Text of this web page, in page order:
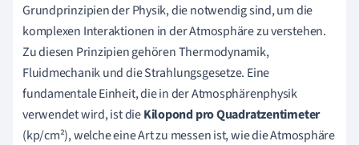
Grundprinzipien der Physik, die notwendig sind, um die
komplexen Interaktionen in der Atmosphäre zu verstehen.
Zu diesen Prinzipien gehören Thermodynamik,
Fluidmechanik und die Strahlungsgesetze. Eine
fundamentale Einheit, die in der Atmosphärenphysik
verwendet wird, ist dieKilopond pro Quadratzentimeter
(kp/cm²), welche eine Art zu messen ist, wie die Atmosphäre